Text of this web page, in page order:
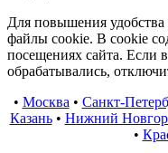
Для повышения
файлы cookie. В cookie
посещениях сайта. Если
обрабатывались,
• Москва • Санкт-
Казань• Нижний
•